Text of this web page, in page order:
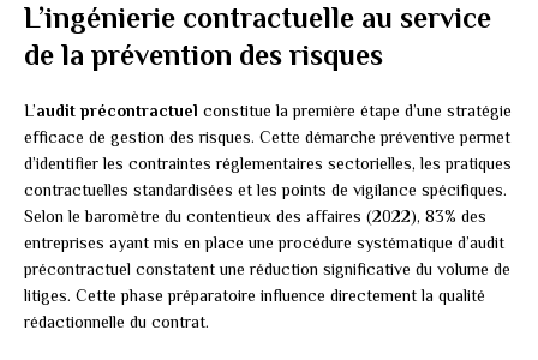
L’ingénierie contractuelle au service
de la prévention des risques
L’audit précontractuel constitue la première étape d’une stratégie
efficace de gestion des risques. Cette démarche préventive permet
d’identifier les contraintes réglementaires sectorielles, les pratiques
contractuelles standardisées et les points de vigilance spécifiques.
Selon le baromètre du contentieux des affaires (2022), 83% des
entreprises ayant mis en place une procédure systématique d’audit
précontractuel constatent une réduction significative du volume de
litiges. Cette phase préparatoire influence directement la qualité
rédactionnelle du contrat.